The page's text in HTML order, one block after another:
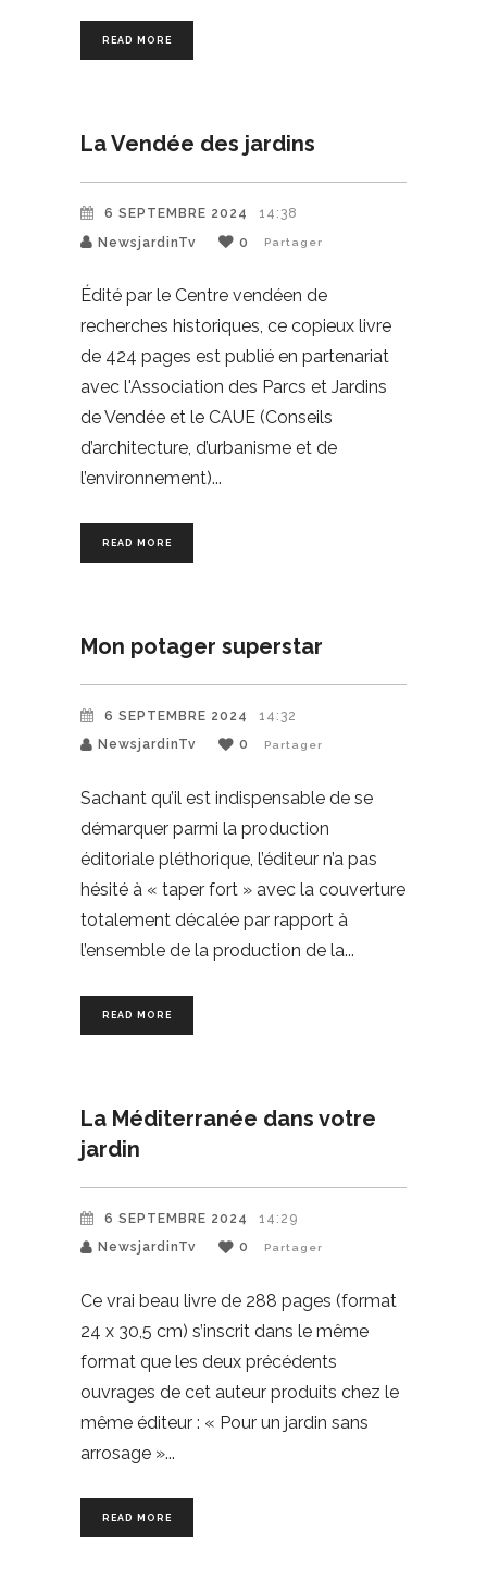
READ MORE
La Vendée des jardins
6 SEPTEMBRE 2024
14:38
NewsjardinTv
0 Partager
Édité par le Centre vendéen de
recherches historiques, ce copieux livre
de 424 pages est publié en partenariat
avec l'Association des Parcs et Jardins
de Vendée et le CAUE (Conseils
d’architecture, d’urbanisme et de
l’environnement)
READ MORE
Mon potager superstar
6 SEPTEMBRE 2024
14:32
NewsjardinTv
0 Partager
Sachant qu’il est indispensable de se
démarquer parmi la production
éditoriale pléthorique, l’éditeur n’a pas
hésité à « taper fort » avec la couverture
totalement décalée par rapport à
l’ensemble de la production de la
READ MORE
La Méditerranée dans votre
jardin
6 SEPTEMBRE 2024
14:29
NewsjardinTv
0 Partager
Ce vrai beau livre de 288 pages (format
24 x 30,5 cm) s’inscrit dans le même
format que les deux précédents
ouvrages de cet auteur produits chez le
même éditeur : « Pour un jardin sans
arrosage »
READ MORE